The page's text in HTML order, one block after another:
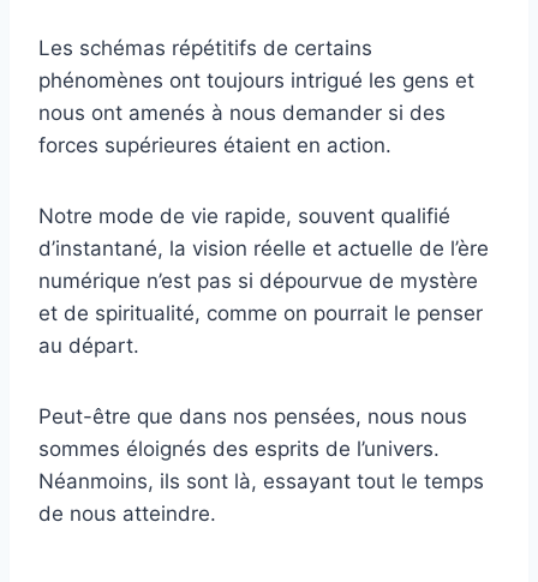
Les schémas répétitifs de certains
phénomènes ont toujours intrigué les gens et
nous ont amenés à nous demander si des
forces supérieures étaient en action.
Notre mode de vie rapide, souvent qualifié
d’instantané, la vision réelle et actuelle de l’ère
numérique n’est pas si dépourvue de mystère
et de spiritualité, comme on pourrait le penser
au départ.
Peut-être que dans nos pensées, nous nous
sommes éloignés des esprits de l’univers.
Néanmoins, ils sont là, essayant tout le temps
de nous atteindre.